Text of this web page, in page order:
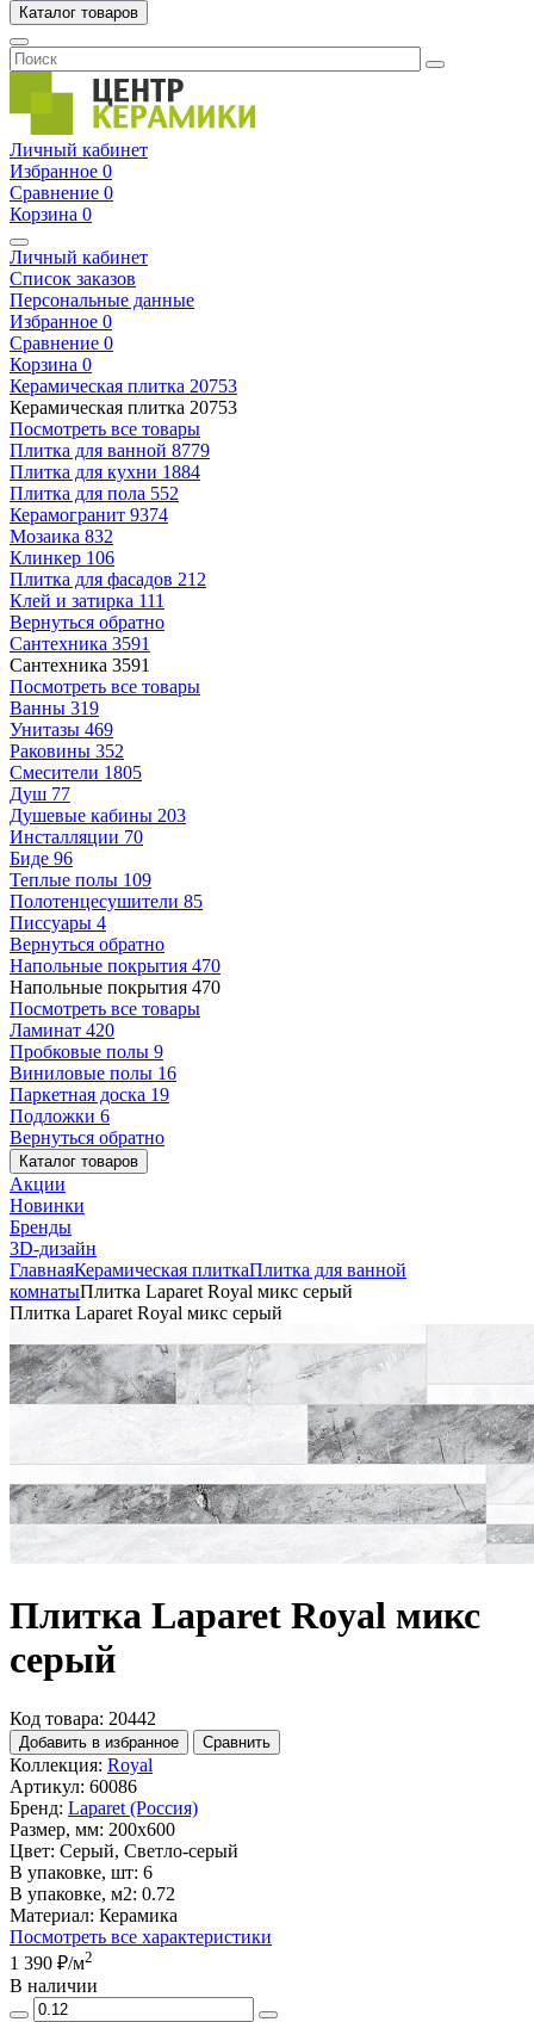
Каталог товаров
Личный кабинет
Избранное 0
Сравнение 0
Корзина 0
Личный кабинет
Список заказов
Персональные данные
Избранное 0
Сравнение 0
Корзина 0
Керамическая плитка 20753
Керамическая плитка 20753
Посмотреть все товары
Плитка для ванной 8779
Плитка для кухни 1884
Плитка для пола 552
Керамогранит 9374
Мозаика 832
Клинкер 106
Плитка для фасадов 212
Клей и затирка 111
Вернуться обратно
Сантехника 3591
Сантехника 3591
Посмотреть все товары
Ванны 319
Унитазы 469
Раковины 352
Смесители 1805
Душ 77
Душевые кабины 203
Инсталляции 70
Биде 96
Теплые полы 109
Полотенцесушители 85
Писсуары 4
Вернуться обратно
Напольные покрытия 470
Напольные покрытия 470
Посмотреть все товары
Ламинат 420
Пробковые полы 9
Виниловые полы 16
Паркетная доска 19
Подложки 6
Вернуться обратно
Каталог товаров
Акции
Новинки
Бренды
3D-дизайн
ГлавнаяКерамическая плиткаПлитка для ванной
комнатыПлитка Laparet Royal микс серый
Плитка Laparet Royal микс серый
Плитка Laparet Royal микс
серый
Код товара: 20442
Добавить в избранное Сравнить
Коллекция: Royal
Артикул: 60086
Бренд: Laparet (Россия)
Размер, мм: 200x600
Цвет: Серый, Светло-серый
В упаковке, шт: 6
В упаковке, м2: 0.72
Материал: Керамика
Посмотреть все характеристики
1 390 ₽/м2
В наличии